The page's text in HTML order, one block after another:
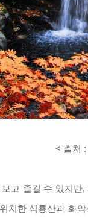
< 출처
고 즐길 수 있지만,
치한 석룡산과 화